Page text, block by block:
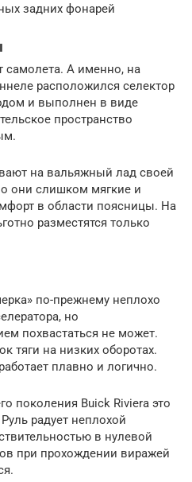
задних фонарей
самолета. А именно, на
расположился селектор
и выполнен в виде
пространство
на вальяжный лад своей
они слишком мягкие и
в области поясницы. На
разместятся только
по-прежнему неплохо
но
похвастаться не может.
тяги на низких оборотах.
плавно и логично.
поколения Buick Riviera это
радует неплохой
в нулевой
при прохождении виражей